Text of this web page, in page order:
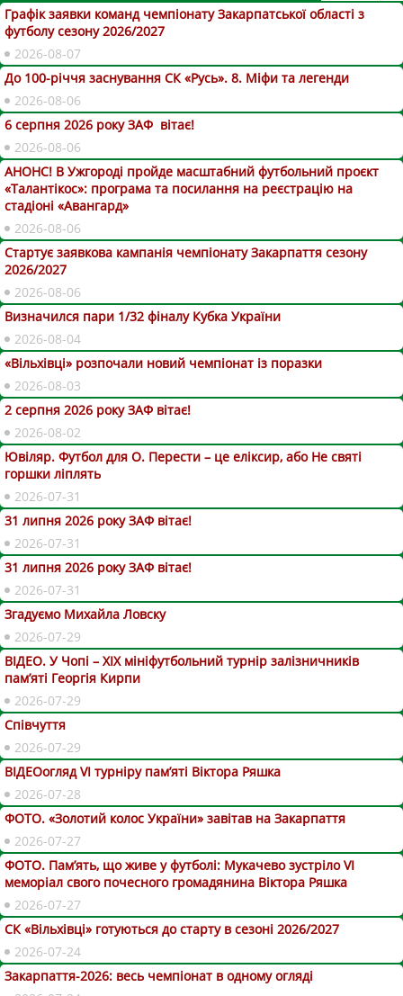
Графік заявки команд чемпіонату Закарпатської області з
футболу сезону 2026/2027
2026-08-07
До 100-річчя заснування СК «Русь». 8. Міфи та легенди
2026-08-06
6 серпня 2026 року ЗАФ вітає!
2026-08-06
АНОНС! В Ужгороді пройде масштабний футбольний проєкт
«Талантікос»: програма та посилання на реєстрацію на
стадіоні «Авангард»
2026-08-06
Стартує заявкова кампанія чемпіонату Закарпаття сезону
2026/2027
2026-08-06
Визначился пари 1/32 фіналу Кубка України
2026-08-04
«Вільхівці» розпочали новий чемпіонат із поразки
2026-08-03
2 серпня 2026 року ЗАФ вітає!
2026-08-02
Ювіляр. Футбол для О. Перести – це еліксир, або Не святі
горшки ліплять
2026-07-31
31 липня 2026 року ЗАФ вітає!
2026-07-31
31 липня 2026 року ЗАФ вітає!
2026-07-31
Згадуємо Михайла Ловску
2026-07-29
ВІДЕО. У Чопі – ХІХ мініфутбольний турнір залізничників
пам’яті Георгія Кирпи
2026-07-29
Співчуття
2026-07-29
ВІДЕОогляд VІ турніру пам’яті Віктора Ряшка
2026-07-28
ФОТО. «Золотий колос України» завітав на Закарпаття
2026-07-27
ФОТО. Пам’ять, що живе у футболі: Мукачево зустріло VI
меморіал свого почесного громадянина Віктора Ряшка
2026-07-27
СК «Вільхівці» готуються до старту в сезоні 2026/2027
2026-07-24
Закарпаття-2026: весь чемпіонат в одному огляді